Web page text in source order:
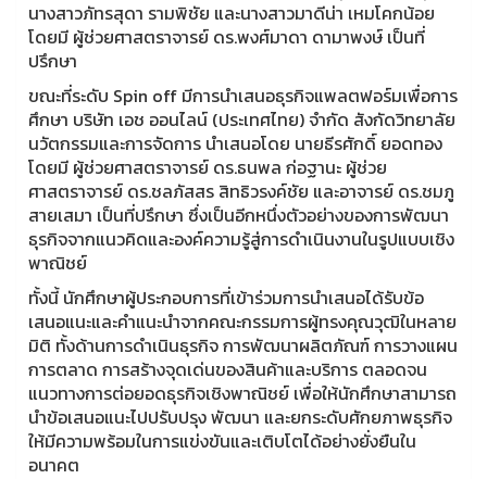
นางสาวภัทรสุดา รามพิชัย และนางสาวมาดีน่า เหมโคกน้อย
โดยมี ผู้ช่วยศาสตราจารย์ ดร.พงศ์มาดา ดามาพงษ์ เป็นที่
ปรึกษา
ขณะที่ระดับ Spin off มีการนำเสนอธุรกิจแพลตฟอร์มเพื่อการ
ศึกษา บริษัท เอช ออนไลน์ (ประเทศไทย) จำกัด สังกัดวิทยาลัย
นวัตกรรมและการจัดการ นำเสนอโดย นายธีรศักดิ์ ยอดทอง
โดยมี ผู้ช่วยศาสตราจารย์ ดร.ธนพล ก่อฐานะ ผู้ช่วย
ศาสตราจารย์ ดร.ชลภัสสร สิทธิวรงค์ชัย และอาจารย์ ดร.ชมภู
สายเสมา เป็นที่ปรึกษา ซึ่งเป็นอีกหนึ่งตัวอย่างของการพัฒนา
ธุรกิจจากแนวคิดและองค์ความรู้สู่การดำเนินงานในรูปแบบเชิง
พาณิชย์
ทั้งนี้ นักศึกษาผู้ประกอบการที่เข้าร่วมการนำเสนอได้รับข้อ
เสนอแนะและคำแนะนำจากคณะกรรมการผู้ทรงคุณวุฒิในหลาย
มิติ ทั้งด้านการดำเนินธุรกิจ การพัฒนาผลิตภัณฑ์ การวางแผน
การตลาด การสร้างจุดเด่นของสินค้าและบริการ ตลอดจน
แนวทางการต่อยอดธุรกิจเชิงพาณิชย์ เพื่อให้นักศึกษาสามารถ
นำข้อเสนอแนะไปปรับปรุง พัฒนา และยกระดับศักยภาพธุรกิจ
ให้มีความพร้อมในการแข่งขันและเติบโตได้อย่างยั่งยืนใน
อนาคต